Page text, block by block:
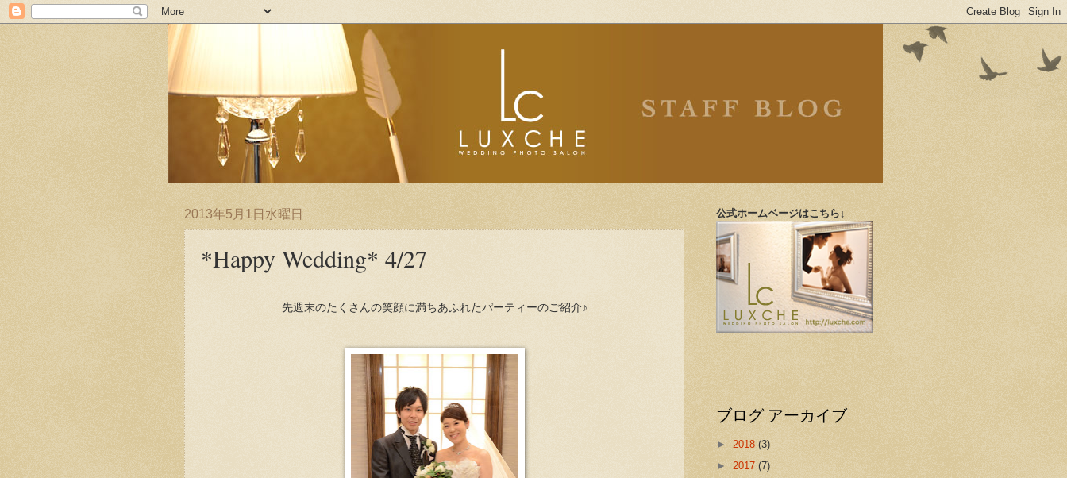
2013年5月1日水曜日
*Happy Wedding* 4/27
先週末のたくさんの笑顔に満ちあふれたパーティーのご紹介♪
公式ホームベージはこちら↓
ブログ アーカイブ
► 2018 (3)
► 2017 (7)